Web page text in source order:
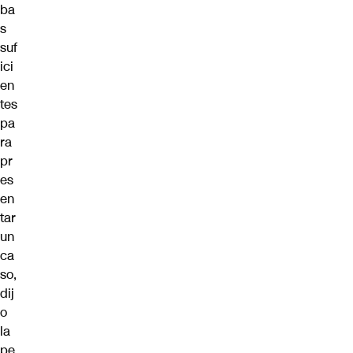
ba
s
suf
ici
en
tes
pa
ra
pr
es
en
tar
un
ca
so,
dij
o
la